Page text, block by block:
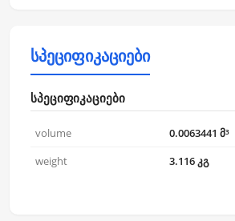
სპეციფიკაციები
სპეციფიკაციები
volume
0.0063441 მ³
weight
3.116 კგ